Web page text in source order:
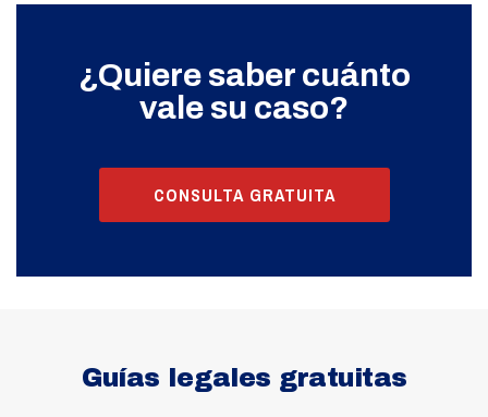
¿Quiere saber cuánto
vale su caso?
CONSULTA GRATUITA
Guías legales gratuitas